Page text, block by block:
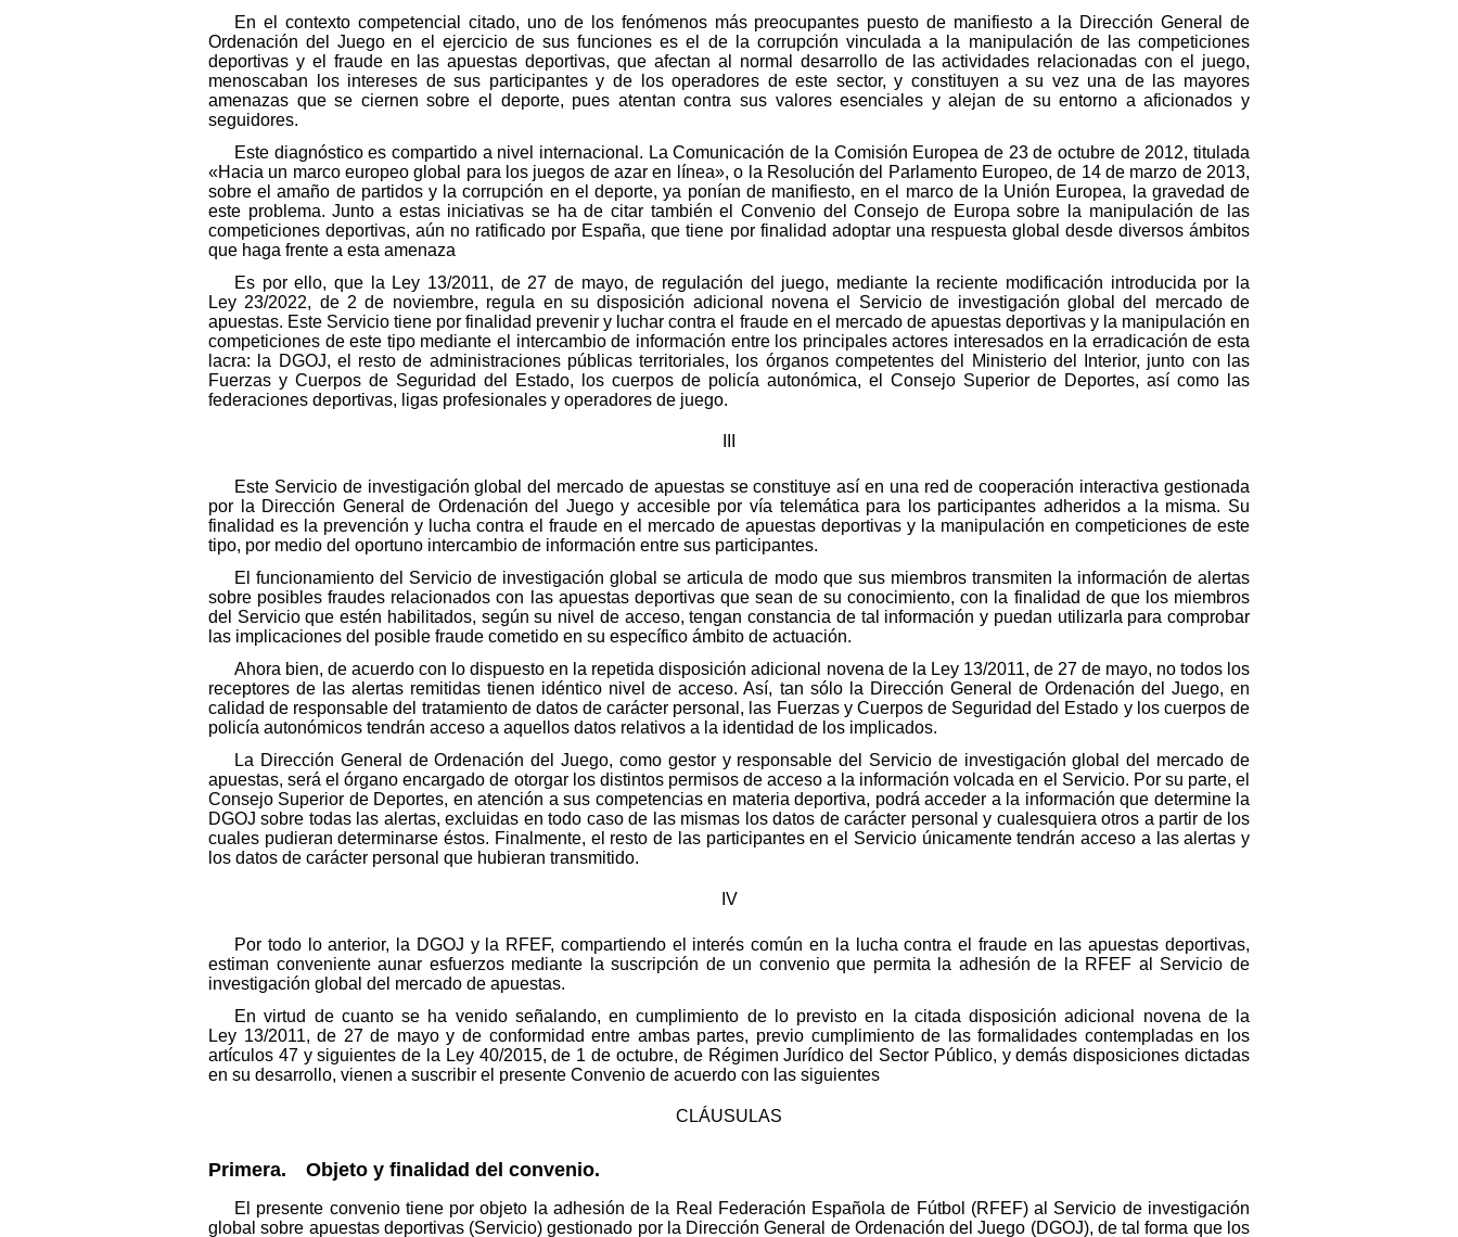
En el contexto competencial citado, uno de los fenómenos más preocupantes puesto de manifiesto a la Dirección General de
Ordenación del Juego en el ejercicio de sus funciones es el de la corrupción vinculada a la manipulación de las competiciones
deportivas y el fraude en las apuestas deportivas, que afectan al normal desarrollo de las actividades relacionadas con el juego,
menoscaban los intereses de sus participantes y de los operadores de este sector, y constituyen a su vez una de las mayores
amenazas que se ciernen sobre el deporte, pues atentan contra sus valores esenciales y alejan de su entorno a aficionados y
seguidores.
Este diagnóstico es compartido a nivel internacional. La Comunicación de la Comisión Europea de 23 de octubre de 2012, titulada
«Hacia un marco europeo global para los juegos de azar en línea», o la Resolución del Parlamento Europeo, de 14 de marzo de 2013,
sobre el amaño de partidos y la corrupción en el deporte, ya ponían de manifiesto, en el marco de la Unión Europea, la gravedad de
este problema. Junto a estas iniciativas se ha de citar también el Convenio del Consejo de Europa sobre la manipulación de las
competiciones deportivas, aún no ratificado por España, que tiene por finalidad adoptar una respuesta global desde diversos ámbitos
que haga frente a esta amenaza
Es por ello, que la Ley 13/2011, de 27 de mayo, de regulación del juego, mediante la reciente modificación introducida por la
Ley 23/2022, de 2 de noviembre, regula en su disposición adicional novena el Servicio de investigación global del mercado de
apuestas. Este Servicio tiene por finalidad prevenir y luchar contra el fraude en el mercado de apuestas deportivas y la manipulación en
competiciones de este tipo mediante el intercambio de información entre los principales actores interesados en la erradicación de esta
lacra: la DGOJ, el resto de administraciones públicas territoriales, los órganos competentes del Ministerio del Interior, junto con las
Fuerzas y Cuerpos de Seguridad del Estado, los cuerpos de policía autonómica, el Consejo Superior de Deportes, así como las
federaciones deportivas, ligas profesionales y operadores de juego.
Este Servicio de investigación global del mercado de apuestas se constituye así en una red de cooperación interactiva gestionada
por la Dirección General de Ordenación del Juego y accesible por vía telemática para los participantes adheridos a la misma. Su
finalidad es la prevención y lucha contra el fraude en el mercado de apuestas deportivas y la manipulación en competiciones de este
tipo, por medio del oportuno intercambio de información entre sus participantes.
El funcionamiento del Servicio de investigación global se articula de modo que sus miembros transmiten la información de alertas
sobre posibles fraudes relacionados con las apuestas deportivas que sean de su conocimiento, con la finalidad de que los miembros
del Servicio que estén habilitados, según su nivel de acceso, tengan constancia de tal información y puedan utilizarla para comprobar
las implicaciones del posible fraude cometido en su específico ámbito de actuación.
Ahora bien, de acuerdo con lo dispuesto en la repetida disposición adicional novena de la Ley 13/2011, de 27 de mayo, no todos los
receptores de las alertas remitidas tienen idéntico nivel de acceso. Así, tan sólo la Dirección General de Ordenación del Juego, en
calidad de responsable del tratamiento de datos de carácter personal, las Fuerzas y Cuerpos de Seguridad del Estado y los cuerpos de
policía autonómicos tendrán acceso a aquellos datos relativos a la identidad de los implicados.
La Dirección General de Ordenación del Juego, como gestor y responsable del Servicio de investigación global del mercado de
apuestas, será el órgano encargado de otorgar los distintos permisos de acceso a la información volcada en el Servicio. Por su parte, el
Consejo Superior de Deportes, en atención a sus competencias en materia deportiva, podrá acceder a la información que determine la
DGOJ sobre todas las alertas, excluidas en todo caso de las mismas los datos de carácter personal y cualesquiera otros a partir de los
cuales pudieran determinarse éstos. Finalmente, el resto de las participantes en el Servicio únicamente tendrán acceso a las alertas y
los datos de carácter personal que hubieran transmitido.
IV
Por todo lo anterior, la DGOJ y la RFEF, compartiendo el interés común en la lucha contra el fraude en las apuestas deportivas,
estiman conveniente aunar esfuerzos mediante la suscripción de un convenio que permita la adhesión de la RFEF al Servicio de
investigación global del mercado de apuestas.
En virtud de cuanto se ha venido señalando, en cumplimiento de lo previsto en la citada disposición adicional novena de la
Ley 13/2011, de 27 de mayo y de conformidad entre ambas partes, previo cumplimiento de las formalidades contempladas en los
artículos 47 y siguientes de la Ley 40/2015, de 1 de octubre, de Régimen Jurídico del Sector Público, y demás disposiciones dictadas
en su desarrollo, vienen a suscribir el presente Convenio de acuerdo con las siguientes
CLÁUSULAS
Primera. Objeto y finalidad del convenio.
El presente convenio tiene por objeto la adhesión de la Real Federación Española de Fútbol (RFEF) al Servicio de investigación
global sobre apuestas deportivas (Servicio) gestionado por la Dirección General de Ordenación del Juego (DGOJ), de tal forma que los